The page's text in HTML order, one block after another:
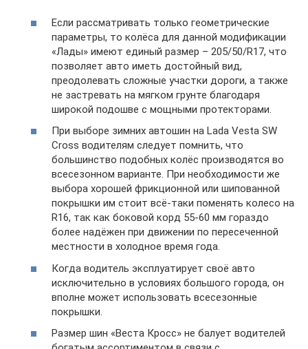
Если рассматривать только геометрические
параметры, то колёса для данной модификации
«Лады» имеют единый размер – 205/50/R17, что
позволяет авто иметь достойный вид,
преодолевать сложные участки дороги, а также
не застревать на мягком грунте благодаря
широкой подошве с мощными протекторами.
При выборе зимних автошин на Lada Vesta SW
Cross водителям следует помнить, что
большинство подобных колёс производятся во
всесезонном варианте. При необходимости же
выбора хорошей фрикционной или шипованной
покрышки им стоит всё-таки поменять колесо на
R16, так как боковой корд 55-60 мм гораздо
более надёжен при движении по пересеченной
местности в холодное время года.
Когда водитель эксплуатирует своё авто
исключительно в условиях большого города, он
вполне может использовать всесезонные
покрышки.
Размер шин «Веста Кросс» не балует водителей